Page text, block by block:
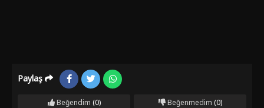
Paylaş
Beğendim (0) Beğenmedim (0)